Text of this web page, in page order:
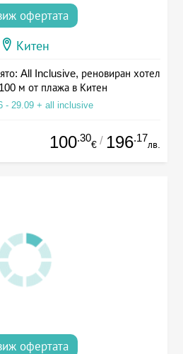
офертата
Китен
All Inclusive, реновиран хотел
м от плажа в Китен
- 29.09 + all inclusive
100.30
€ / 196.17
лв.
офертата